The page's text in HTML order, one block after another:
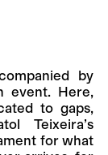
by
event. Here,
to gaps,
Teixeira’s
for what